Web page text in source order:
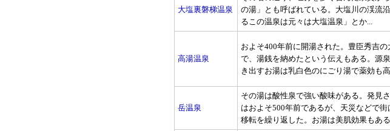
大塩裏磐梯温泉
の湯」とも呼ばれている。大塩川の渓流
るこの温泉は元々は大塩温泉」とか...
高湯温泉
およそ400年前に開湯された。豊臣秀吉の
で、湯銭を納めたという伝えもある。源
き出すお湯は乳白色のにごり湯で薬効も高
岳温泉
その湯は酸性泉で強い酸味がある。発見
はおよそ500年前であるが、天災などで街
移転を繰り返した。お湯は美肌効果もある